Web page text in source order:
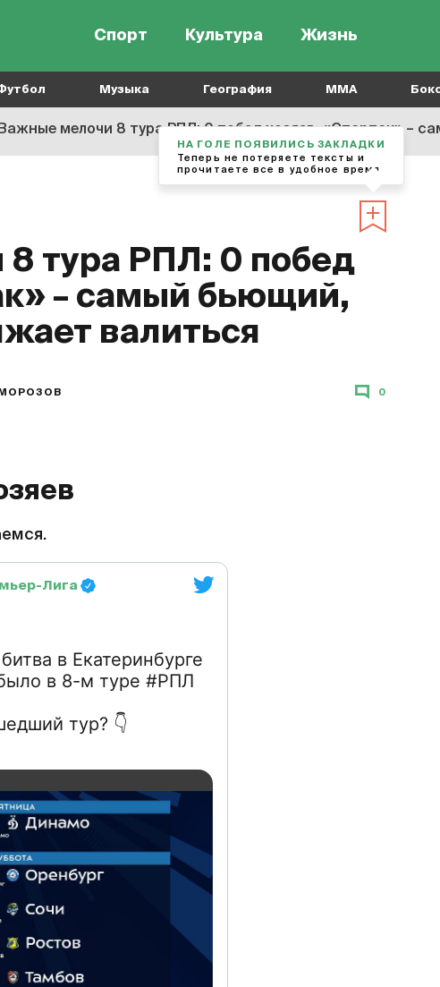
Спорт Культура Жизнь
Музыка География MMA
Важные мелочи 8 тура РПЛ: 0 побед хозяев, «Спартак» –
тура РПЛ: 0 побед
– самый бьющий,
валиться
0
Лига
в Екатеринбурге
в 8-м туре #РПЛ
тур? 👇
НА ГОЛЕ ПОЯВИЛИСЬ ЗАКЛАДКИ
Теперь не потеряете тексты и
прочитаете все в удобное время